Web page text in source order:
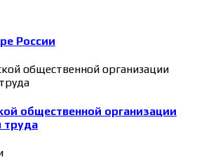
России
общественной организации
труда